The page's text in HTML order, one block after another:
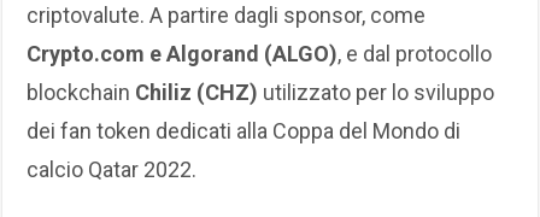
1xBit
il
montepremi
di
1
Bitcoin
criptovalute. A partire dagli sponsor, come
Crypto.com e Algorand (ALGO), e dal protocollo
blockchain Chiliz (CHZ) utilizzato per lo sviluppo
dei fan token dedicati alla Coppa del Mondo di
calcio Qatar 2022.